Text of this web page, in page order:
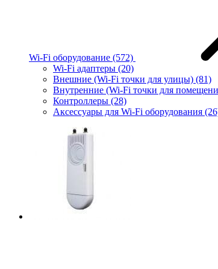
Wi-Fi оборудование (572)
Wi-Fi адаптеры (20)
Внешние (Wi-Fi точки для улицы) (81)
Внутренние (Wi-Fi точки для
Контроллеры (28)
Аксессуары для Wi-Fi оборудования